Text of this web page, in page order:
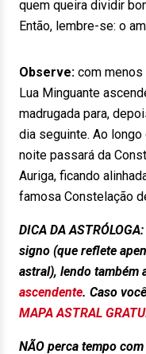
quem queira dividir
Então, lembre-se: o
Observe: com menos
Lua Minguante
madrugada para,
dia seguinte. Ao longo
noite passará da
Auriga, ficando
famosa Constelação
DICA DA ASTRÓLOGA
signo (que reflete
astral), lendo também
ascendente. Caso
MAPA ASTRAL
NÃO perca tempo com